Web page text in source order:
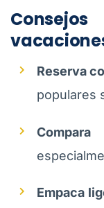
Reserva
populares
Empaca